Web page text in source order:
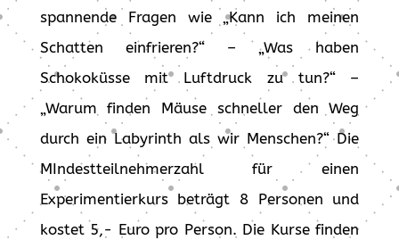
spannende Fragen wie „Kann ich meinen
Schatten einfrieren?“ – „Was haben
Schokoküsse mit Luftdruck zu tun?“ –
„Warum finden Mäuse schneller den Weg
durch ein Labyrinth als wir Menschen?“ Die
MIndestteilnehmerzahl für einen
Experimentierkurs beträgt 8 Personen und
kostet 5,- Euro pro Person. Die Kurse finden